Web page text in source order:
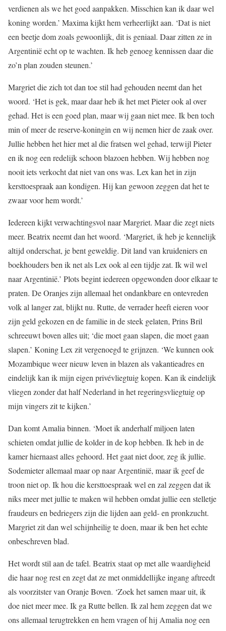
verdienen als we het goed aanpakken. Misschien kan ik daar wel
koning worden.’ Maxima kijkt hem verheerlijkt aan. ‘Dat is niet
een beetje dom zoals gewoonlijk, dit is geniaal. Daar zitten ze in
Argentinië echt op te wachten. Ik heb genoeg kennissen daar die
zo’n plan zouden steunen.’
Margriet die zich tot dan toe stil had gehouden neemt dan het
woord. ‘Het is gek, maar daar heb ik het met Pieter ook al over
gehad. Het is een goed plan, maar wij gaan niet mee. Ik ben toch
min of meer de reserve-koningin en wij nemen hier de zaak over.
Jullie hebben het hier met al die fratsen wel gehad, terwijl Pieter
en ik nog een redelijk schoon blazoen hebben. Wij hebben nog
nooit iets verkocht dat niet van ons was. Lex kan het in zijn
kersttoespraak aan kondigen. Hij kan gewoon zeggen dat het te
zwaar voor hem wordt.’
Iedereen kijkt verwachtingsvol naar Margriet. Maar die zegt niets
meer. Beatrix neemt dan het woord. ‘Margriet, ik heb je kennelijk
altijd onderschat, je bent geweldig. Dit land van kruideniers en
boekhouders ben ik net als Lex ook al een tijdje zat. Ik wil wel
naar Argentinië.’ Plots begint iedereen opgewonden door elkaar te
praten. De Oranjes zijn allemaal het ondankbare en ontevreden
volk al langer zat, blijkt nu. Rutte, de verrader heeft eieren voor
zijn geld gekozen en de familie in de steek gelaten, Prins Bril
schreeuwt boven alles uit; ‘die moet gaan slapen, die moet gaan
slapen.’ Koning Lex zit vergenoegd te grijnzen. ‘We kunnen ook
Mozambique weer nieuw leven in blazen als vakantieadres en
eindelijk kan ik mijn eigen privévliegtuig kopen. Kan ik eindelijk
vliegen zonder dat half Nederland in het regeringsvliegtuig op
mijn vingers zit te kijken.’
Dan komt Amalia binnen. ‘Moet ik anderhalf miljoen laten
schieten omdat jullie de kolder in de kop hebben. Ik heb in de
kamer hiernaast alles gehoord. Het gaat niet door, zeg ik jullie.
Sodemieter allemaal maar op naar Argentinië, maar ik geef de
troon niet op. Ik hou die kersttoespraak wel en zal zeggen dat ik
niks meer met jullie te maken wil hebben omdat jullie een stelletje
fraudeurs en bedriegers zijn die lijden aan geld- en pronkzucht.
Margriet zit dan wel schijnheilig te doen, maar ik ben het echte
onbeschreven blad.
Het wordt stil aan de tafel. Beatrix staat op met alle waardigheid
die haar nog rest en zegt dat ze met onmiddellijke ingang aftreedt
als voorzitster van Oranje Boven. ‘Zoek het samen maar uit, ik
doe niet meer mee. Ik ga Rutte bellen. Ik zal hem zeggen dat we
ons allemaal terugtrekken en hem vragen of hij Amalia nog een